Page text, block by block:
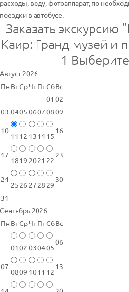
расходы, воду, фотоаппарат, по
поездки в автобусе.
Заказать экскурсию
Каир: Гранд-музей и
1
Август 2026
Пн ВтСрЧт ПтСбВс
01 02
03 0405 060708 09
10
11 12 13 1415
16
17
18 19 2021 22
23
24
25 26 27 28 29
30
31
Сентябрь 2026
Пн ВтСрЧт ПтСбВс
01 02 030405
06
07
0809 1011 12
13